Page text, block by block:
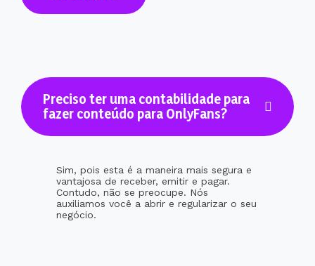
Preciso ter uma contabilidade para
fazer conteúdo para OnlyFans?
Sim, pois esta é a maneira mais segura e
vantajosa de receber, emitir e pagar.
Contudo, não se preocupe. Nós
auxiliamos você a abrir e regularizar o seu
negócio.